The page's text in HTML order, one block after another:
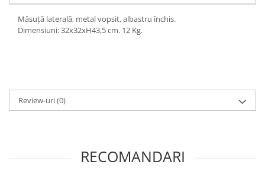
Măsuță laterală, metal vopsit, albastru închis.
Dimensiuni: 32x32xH43,5 cm. 12 Kg.
Review-uri(0)
RECOMANDARI